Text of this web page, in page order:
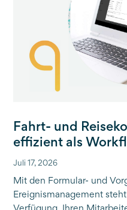
Fahrt- und
effizient als
Juli 17, 2026
Mit den Formular- und
Ereignismanagement